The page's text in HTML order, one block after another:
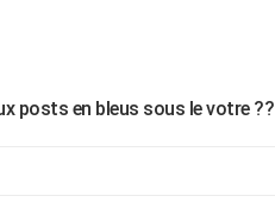
posts en bleus sous le votre ??